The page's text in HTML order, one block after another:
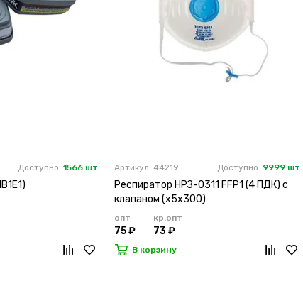
Доступно: 1566 шт. Артикул: 44219 Доступно: 9999 шт.
Респиратор НРЗ-0311 FFP1 (4 ПДК) с
клапаном (х5х300)
опт
75 ₽
кр.опт
73 ₽
В корзину